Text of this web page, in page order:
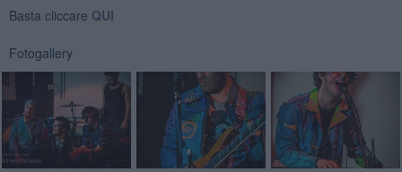
Basta cliccare QUI
Fotogallery